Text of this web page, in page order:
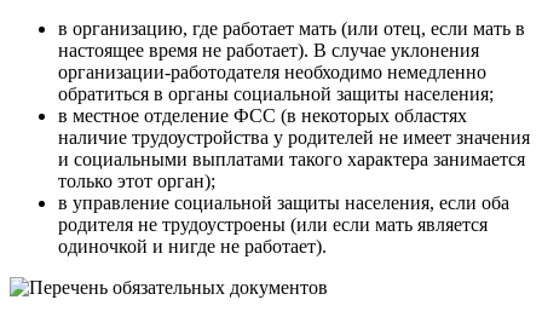
в организацию, где работает мать (или отец, если мать в
настоящее время не работает). В случае уклонения
организации-работодателя необходимо немедленно
обратиться в органы социальной защиты населения;
в местное отделение ФСС (в некоторых областях
наличие трудоустройства у родителей не имеет значения
и социальными выплатами такого характера занимается
только этот орган);
в управление социальной защиты населения, если оба
родителя не трудоустроены (или если мать является
одиночкой и нигде не работает).